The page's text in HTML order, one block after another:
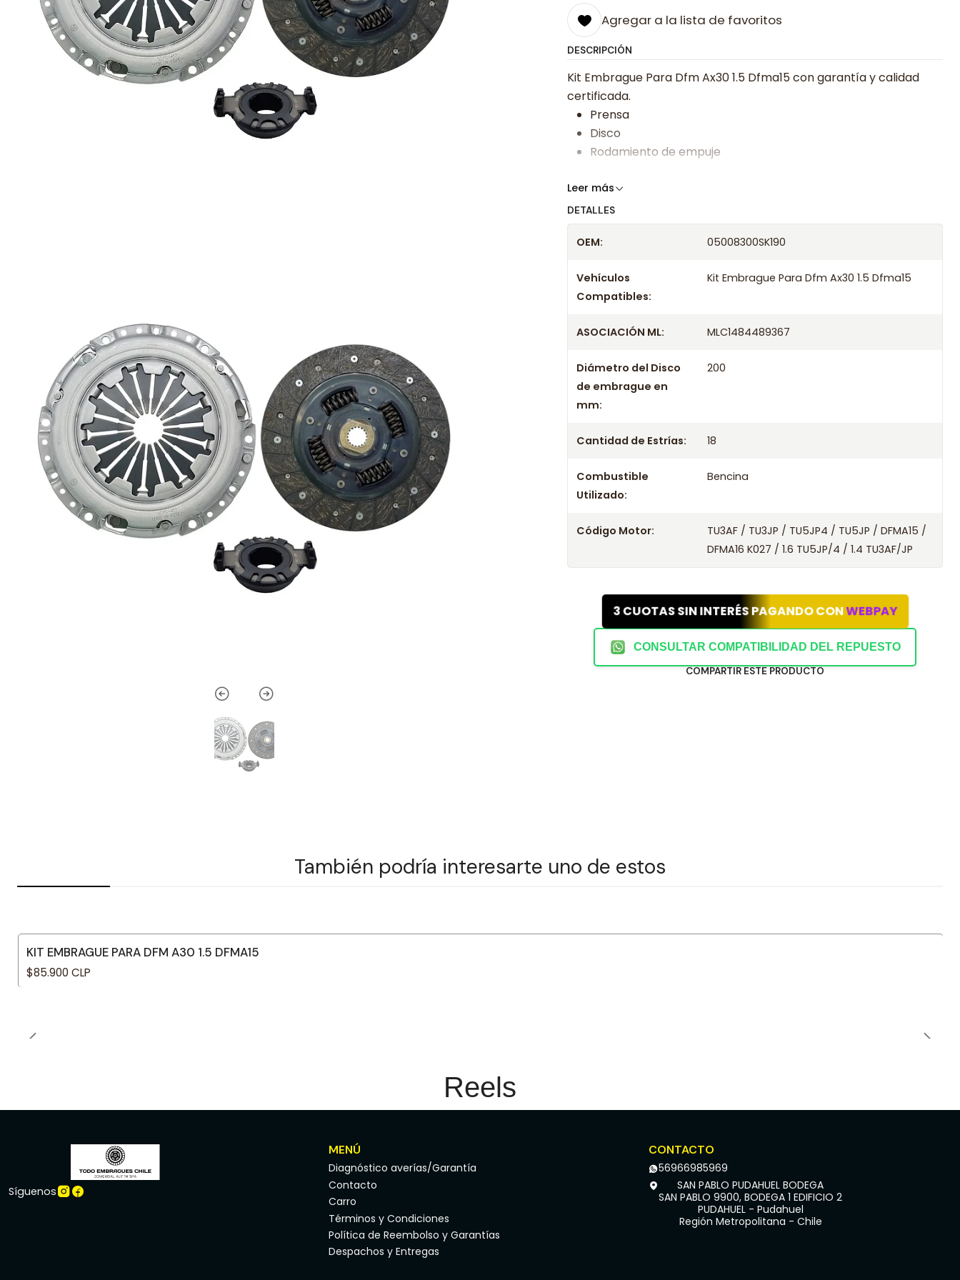
Agregar a la lista de favoritos
DESCRIPCIÓN
Kit Embrague Para Dfm Ax30 1.5 Dfma15 con garantía y calidad
certificada.
Prensa
Disco
Rodamiento de empuje
Somos especialistas en embragues desde 2019, ofreciendo precios
confirmación.
Leer más
DETALLES
OEM: 05008300SK190
Vehículos
Compatibles:
Kit Embrague Para Dfm Ax30 1.5 Dfma15
ASOCIACIÓN ML: MLC1484489367
Diámetro del Disco
de embrague en
mm:
200
Cantidad de Estrías: 18
Combustible
Utilizado:
Bencina
Código Motor:
TU3AF / TU3JP / TU5JP4 / TU5JP / DFMA15 /
DFMA16 K027 / 1.6 TU5JP/4 / 1.4 TU3AF/JP
3 CUOTAS SIN INTERÉS PAGANDO CONWEBPAY
CONSULTAR COMPATIBILIDAD DEL REPUESTO
COMPARTIR ESTE PRODUCTO
También podría interesarte uno de estos
KIT EMBRAGUE PARA DFM A30 1.5 DFMA15
$85.900 CLP
Reels
Síguenos
MENÚ
Diagnóstico averías/Garantía
Contacto
Carro
Términos y Condiciones
Política de Reembolso y Garantías
Despachos y Entregas
CONTACTO
56966985969
SAN PABLO PUDAHUEL BODEGA
SAN PABLO 9900, BODEGA 1 EDIFICIO 2
PUDAHUEL - Pudahuel
Región Metropolitana - Chile